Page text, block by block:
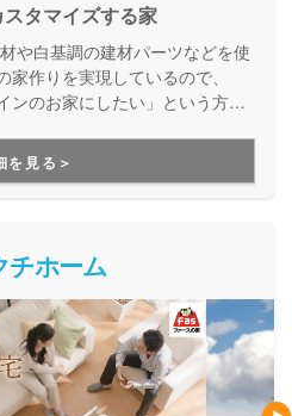
タマイズする家
や白基調の建材パーツなどを使
作りを実現しているので、
ンのお家にしたい」という方に
ミュニケーションをとりやすい
ームコアハウスには、ハウスド
あるので、土地からお探しの場
を見る＞
ホーム